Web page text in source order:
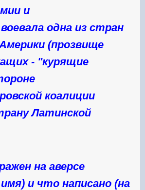
и
одна из стран
(прозвище
- "курящие
коалиции
Латинской
на аверсе
и что написано (на